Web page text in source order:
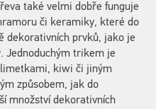
také velmi dobře funguje
či keramiky, které do
dekorativních prvků, jako je
Jednoduchým trikem je
limetkami, kiwi či jiným
způsobem, jak do
množství dekorativních